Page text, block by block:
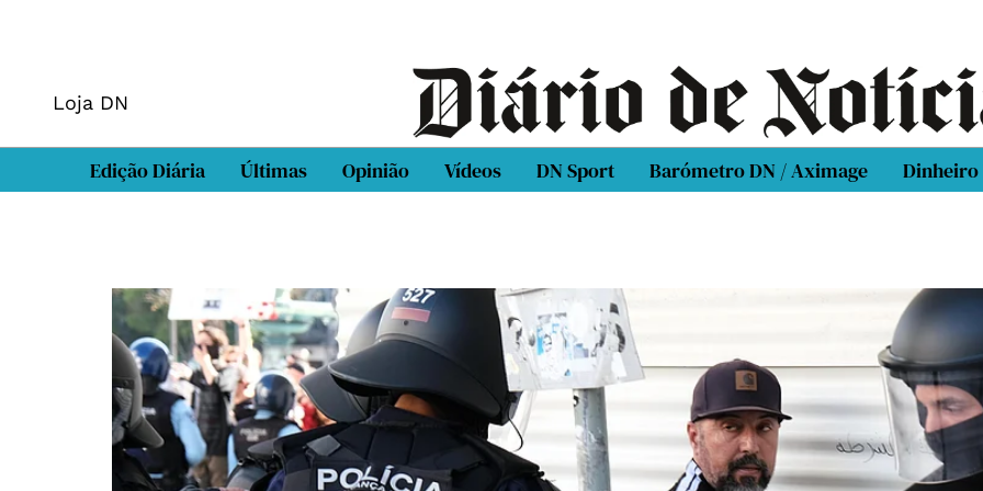
Loja DN
Edição Diária Últimas Opinião Vídeos DN Sport Barómetro DN / Aximage Dinheiro